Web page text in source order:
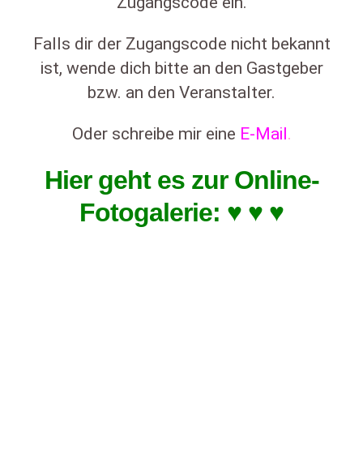
Falls dir der Zugangscode nicht bekannt
ist, wende dich bitte an den Gastgeber
bzw. an den Veranstalter.
Oder schreibe mir eine E-Mail.
Hier geht es zur Online-
Fotogalerie: ♥ ♥ ♥